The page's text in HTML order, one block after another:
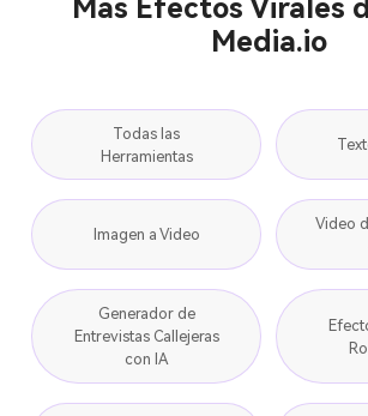
Más Efectos Virales
Media.io
Todas las
Herramientas
Imagen a Video
Video
Generador de
Entrevistas Callejeras
con IA